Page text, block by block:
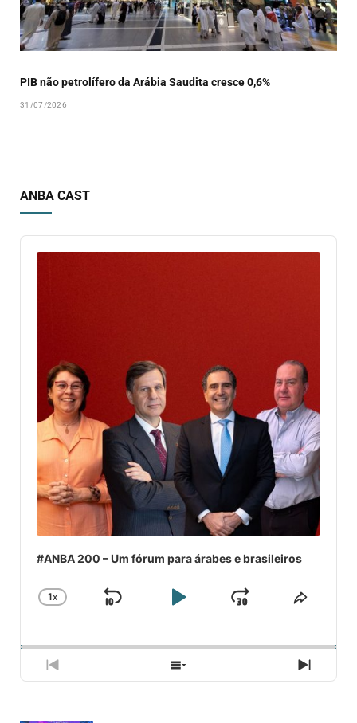
PIB não petrolífero da Arábia Saudita cresce 0,6%
31/07/2026
ANBA CAST
Audio
Player
#ANBA 200 – Um fórum para árabes e brasileiros
CHANGE
1X
SKIP
PLAYJUMP
PREVIOUS
EPISODE
SHOW
EPISODES
NEXT